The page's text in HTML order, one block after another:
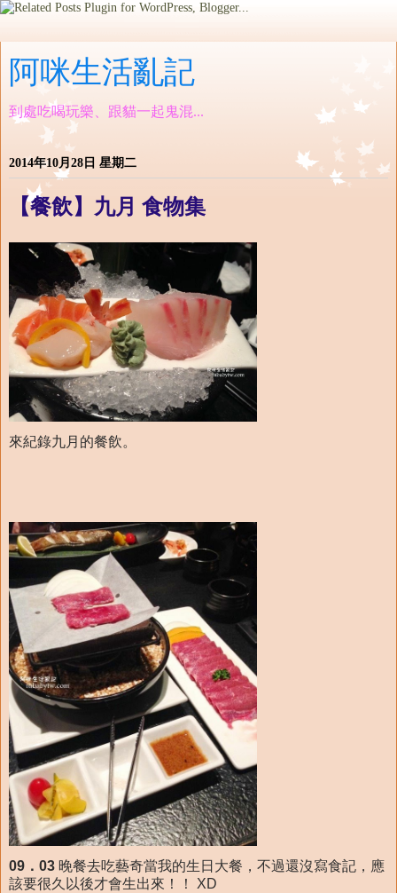
阿咪生活亂記
到處吃喝玩樂、跟貓一起鬼混...
2014年10月28日 星期二
【餐飲】九月 食物集
來紀錄九月的餐飲。
09．03 晚餐去吃藝奇當我的生日大餐，不過還沒寫食記，應
該要很久以後才會生出來！！ XD